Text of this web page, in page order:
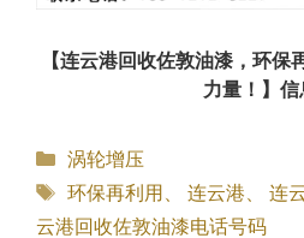
【连云港回收佐敦油漆，环
力量！】信
分
类
涡轮增压
标
签
环保再利用 连云港 连
云港回收佐敦油漆电话号码